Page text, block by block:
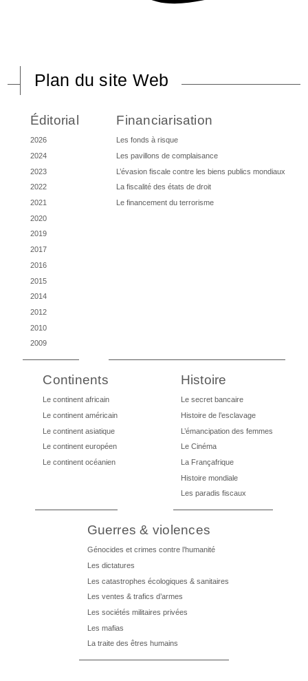
Plan du site Web
Éditorial
2026
2024
2023
2022
2021
2020
2019
2017
2016
2015
2014
2012
2010
2009
Financiarisation
Les fonds à risque
Les pavillons de complaisance
L’évasion fiscale contre les biens publics mondiaux
La fiscalité des états de droit
Le financement du terrorisme
Continents
Le continent africain
Le continent américain
Le continent asiatique
Le continent européen
Le continent océanien
Histoire
Le secret bancaire
Histoire de l’esclavage
L’émancipation des femmes
Le Cinéma
La Françafrique
Histoire mondiale
Les paradis fiscaux
Guerres & violences
Génocides et crimes contre l’humanité
Les dictatures
Les catastrophes écologiques & sanitaires
Les ventes & trafics d’armes
Les sociétés militaires privées
Les mafias
La traite des êtres humains